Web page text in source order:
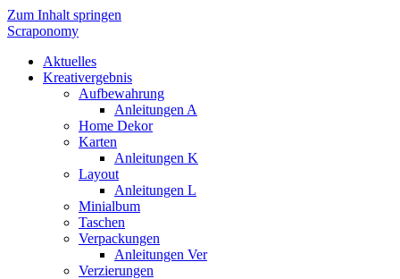
Zum Inhalt springen
Scraponomy
Aktuelles
Kreativergebnis
Aufbewahrung
Anleitungen A
Home Dekor
Karten
Anleitungen K
Layout
Anleitungen L
Minialbum
Taschen
Verpackungen
Anleitungen Ver
Verzierungen